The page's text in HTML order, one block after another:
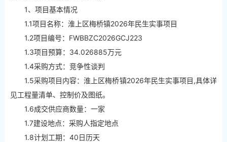
1、项目基本情况
1.1项目名称：淮上区梅桥镇2026年民生实事项目
1.2项目编号：FWBBZC2026GCJ223
1.3项目预算：34.026885万元
1.4采购方式：竞争性谈判
1.5采购项目内容：淮上区梅桥镇2026年民生实事项目,具体详
见工程量清单、控制价及图纸。
1.6成交供应商数量：一家
1.7建设地点：采购人指定地点
1.8计划工期：40日历天